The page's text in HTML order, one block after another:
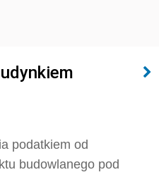
podatkiem od
budowlanego pod